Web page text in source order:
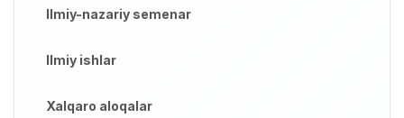
Ilmiy-nazariy semenar
Ilmiy ishlar
Xalqaro aloqalar